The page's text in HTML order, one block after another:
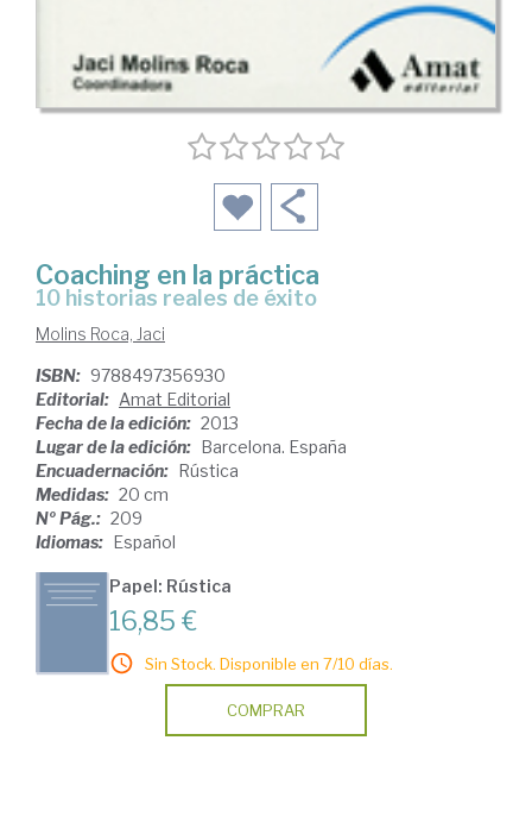
Coaching en la práctica
10 historias reales de éxito
Molins Roca, Jaci
ISBN: 9788497356930
Editorial: Amat Editorial
Fecha de la edición: 2013
Lugar de la edición: Barcelona. España
Encuadernación: Rústica
Medidas: 20 cm
Nº Pág.: 209
Idiomas: Español
Papel: Rústica
16,85 €
Sin Stock. Disponible en 7/10 días.
COMPRAR